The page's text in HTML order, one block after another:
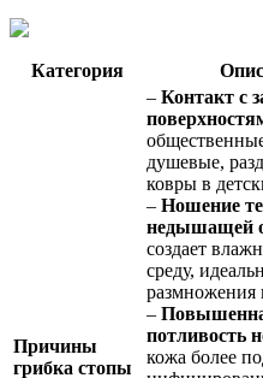
Категория
Причины
грибка стопы
– Контакт с
душевые,
ковры в
– Ношение
недышащей
создает
среду,
размножения
–
потливость
кожа более